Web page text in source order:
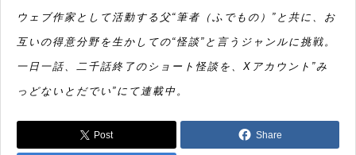
ウェブ作家として活動する父“筆者（ふでもの）”と共に、お
互いの得意分野を生かしての“怪談”と言うジャンルに挑戦。
一日一話、二千話終了のショート怪談を、Xアカウント ”み
っどないとだでい”にて連載中。
Post Share